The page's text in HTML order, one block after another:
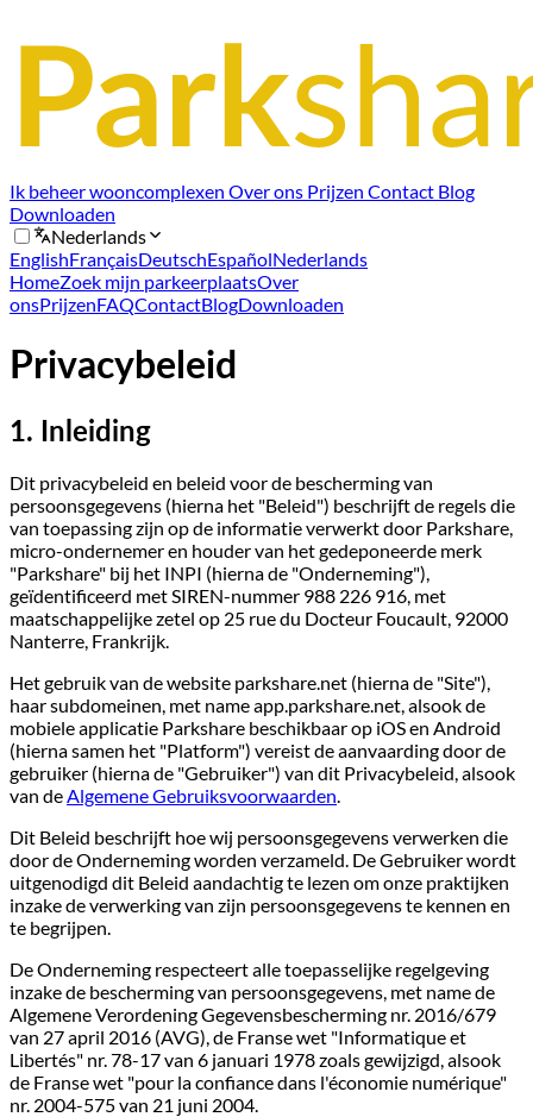
Ik beheer wooncomplexen Over ons Prijzen Contact Blog
Downloaden
Nederlands
EnglishFrançaisDeutschEspañolNederlands
HomeZoek mijn parkeerplaatsOver
onsPrijzenFAQContactBlogDownloaden
Privacybeleid
1. Inleiding
Dit privacybeleid en beleid voor de bescherming van
persoonsgegevens (hierna het "Beleid") beschrijft de regels die
van toepassing zijn op de informatie verwerkt door Parkshare,
micro-ondernemer en houder van het gedeponeerde merk
"Parkshare" bij het INPI (hierna de "Onderneming"),
geïdentificeerd met SIREN-nummer 988 226 916, met
maatschappelijke zetel op 25 rue du Docteur Foucault, 92000
Nanterre, Frankrijk.
Het gebruik van de website parkshare.net (hierna de "Site"),
haar subdomeinen, met name app.parkshare.net, alsook de
mobiele applicatie Parkshare beschikbaar op iOS en Android
(hierna samen het "Platform") vereist de aanvaarding door de
gebruiker (hierna de "Gebruiker") van dit Privacybeleid, alsook
van de Algemene Gebruiksvoorwaarden
Dit Beleid beschrijft hoe wij persoonsgegevens verwerken die
door de Onderneming worden verzameld. De Gebruiker wordt
uitgenodigd dit Beleid aandachtig te lezen om onze praktijken
inzake de verwerking van zijn persoonsgegevens te kennen en
te begrijpen.
De Onderneming respecteert alle toepasselijke regelgeving
inzake de bescherming van persoonsgegevens, met name de
Algemene Verordening Gegevensbescherming nr. 2016/679
van 27 april 2016 (AVG), de Franse wet "Informatique et
Libertés" nr. 78-17 van 6 januari 1978 zoals gewijzigd, alsook
de Franse wet "pour la confiance dans l'économie numérique"
nr. 2004-575 van 21 juni 2004.